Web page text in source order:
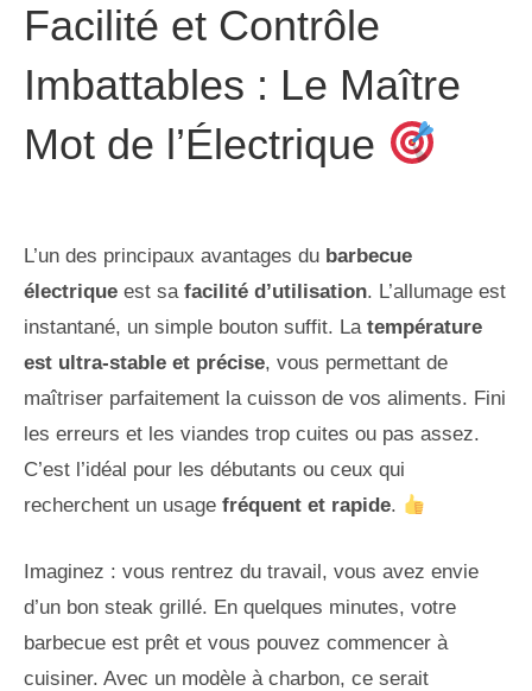
Facilité et Contrôle
Imbattables : Le Maître
Mot de l’Électrique
L’un des principaux avantages du barbecue
électrique est sa facilité d’utilisation. L’allumage est
instantané, un simple bouton suffit. La température
est ultra-stable et précise, vous permettant de
maîtriser parfaitement la cuisson de vos aliments. Fini
les erreurs et les viandes trop cuites ou pas assez.
C’est l’idéal pour les débutants ou ceux qui
recherchent un usage fréquent et rapide.
Imaginez : vous rentrez du travail, vous avez envie
d’un bon steak grillé. En quelques minutes, votre
barbecue est prêt et vous pouvez commencer à
cuisiner. Avec un modèle à charbon, ce serait